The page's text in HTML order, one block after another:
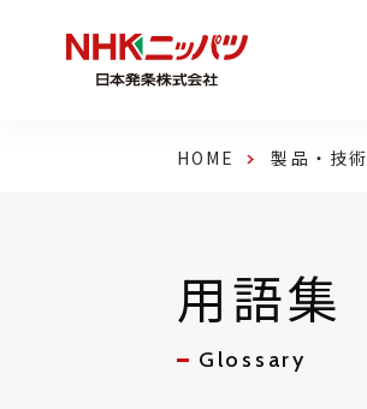
HOME 製品・技術
用語集
Glossary